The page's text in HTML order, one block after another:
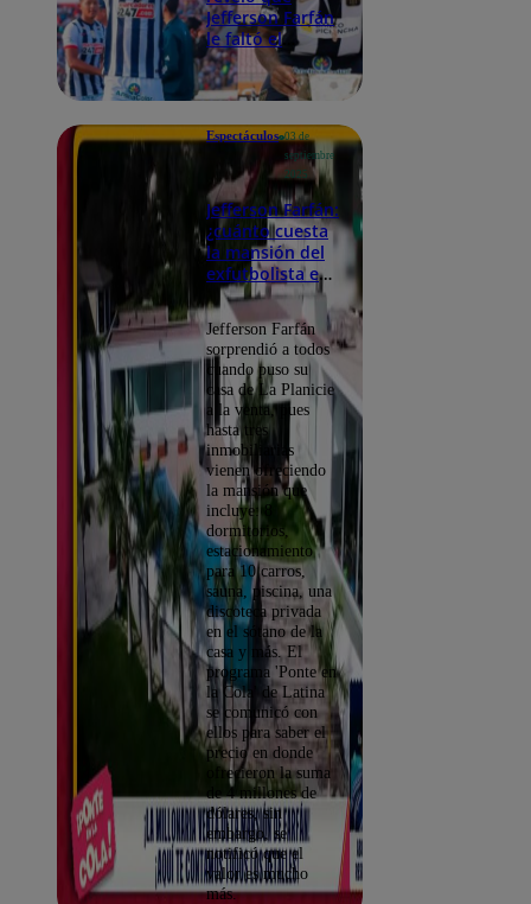
Jefferson Farfán
le faltó el
respeto por lo
que se pelearon
en Alianza Lima
Espectáculos 03 de
septiembre
2025
Jefferson Farfán:
¿cuánto cuesta
la mansión del
exfutbolista en
La Planicie?
Jefferson Farfán
sorprendió a todos
cuando puso su
casa de La Planicie
a la venta, pues
hasta tres
inmobiliarias
vienen ofreciendo
la mansión que
incluye: 8
dormitorios,
estacionamiento
para 10 carros,
sauna, piscina, una
discoteca privada
en el sótano de la
casa y más. El
programa 'Ponte en
la Cola' de Latina
se comunicó con
ellos para saber el
precio en donde
ofrecieron la suma
de 4 millones de
dólares, sin
embargo, se
notificó que el
valor es mucho
más.